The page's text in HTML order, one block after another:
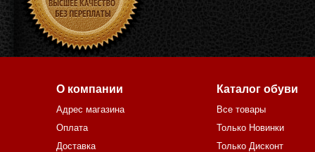
О компании
Адрес магазина
Оплата
Доставка
Каталог обуви
Все товары
Только Новинки
Только Дисконт